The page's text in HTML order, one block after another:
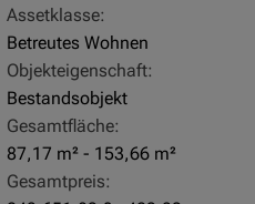
Assetklasse:
Betreutes Wohnen
Objekteigenschaft:
Bestandsobjekt
Gesamtfläche:
87,17 m² - 153,66 m²
Gesamtpreis: